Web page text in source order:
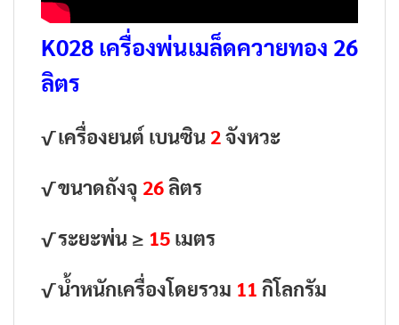
K028 เครื่องพ่นเมล็ดควายทอง 26
ลิตร
√ เครื่องยนต์ เบนซิน 2จังหวะ
√ ขนาดถังจุ 26ลิตร
√ ระยะพ่น ≥ 15 เมตร
√ น้ำหนักเครื่องโดยรวม 11 กิโลกรัม